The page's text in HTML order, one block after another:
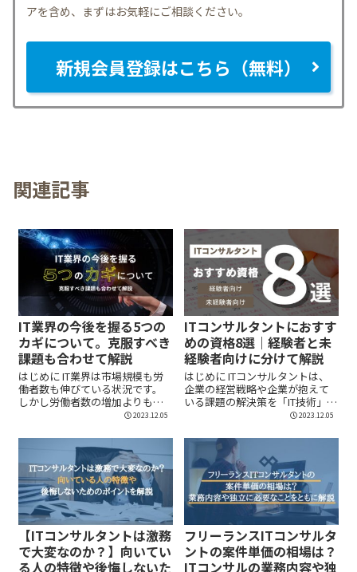
アを含め、まずはお気軽にご相談ください。
新規会員登録はこちら（無料）
関連記事
IT業界の今後を握る5つの
カギについて。克服すべき
課題も合わせて解説
はじめに IT業界は市場規模も労
働者数も伸びている状況です。
しかし労働者数の増加よりも人
2023.12.05
ITコンサルタントにおすす
めの資格8選｜経験者と未
経験者向けに分けて解説
はじめに ITコンサルタントは、
企業の経営戦略や企業が抱えて
いる課題の解決策を「IT技術」を
2023.12.05
【ITコンサルタントは激務
で大変なのか？】向いてい
る人の特徴や後悔しないた
フリーランスITコンサルタ
ントの案件単価の相場は？
ITコンサルの業務内容や独